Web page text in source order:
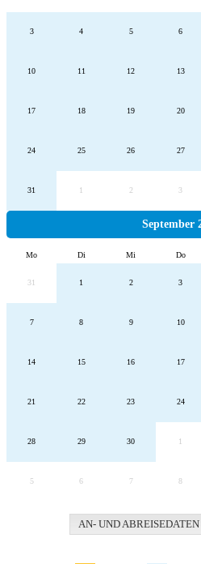
3 4 5 6
10 11 12 13
17 18 19 20
24 25 26 27
31 1 2 3
September
Mo Di Mi Do
31 1 2 3
7 8 9 10
14 15 16 17
21 22 23 24
28 29 30 1
5 6 7 8
AN- UND